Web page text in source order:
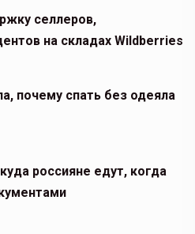
селлеров,
на складах Wildberries
почему спать без одеяла
россияне едут, когда